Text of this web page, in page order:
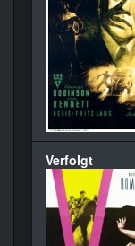
Verfolgt